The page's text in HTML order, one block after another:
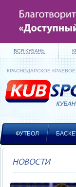
ВСЯ КУБАНЬ
КРАСНОДАРСКОЕ
ФУТБОЛ
НОВОСТИ